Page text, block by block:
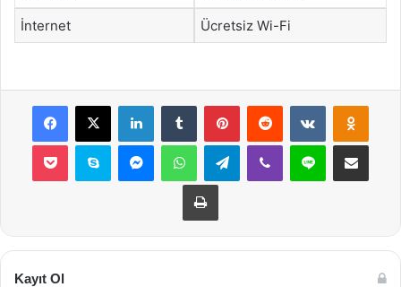
İnternet Ücretsiz Wi-Fi
Facebook
X LinkedInTumblr PinterestReddit VKontakte
Pocket Skype MessengerWhatsAppTelegramViber Line E-Posta ile
Yazdır
Kayıt Ol